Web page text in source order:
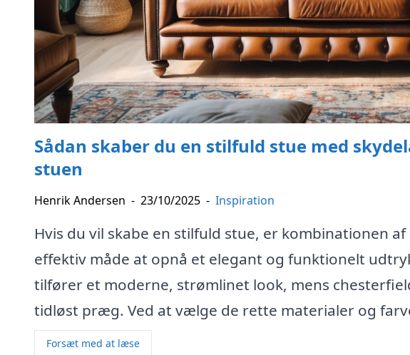
Sådan skaber du en stilfuld stue med
stuen
Henrik Andersen - 23/10/2025 - Inspiration
Hvis du vil skabe en stilfuld stue, er kombinationen
effektiv måde at opnå et elegant og funktionelt
tilfører et moderne, strømlinet look, mens
tidløst præg. Ved at vælge de rette materialer og
Forsæt med at læse